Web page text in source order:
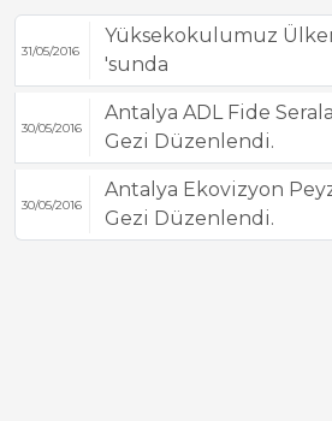
31/05/2016
Yüksekokulumuz
'sunda
30/05/2016
Antalya ADL Fide
Gezi Düzenlendi.
30/05/2016
Antalya Ekovizyon
Gezi Düzenlendi.